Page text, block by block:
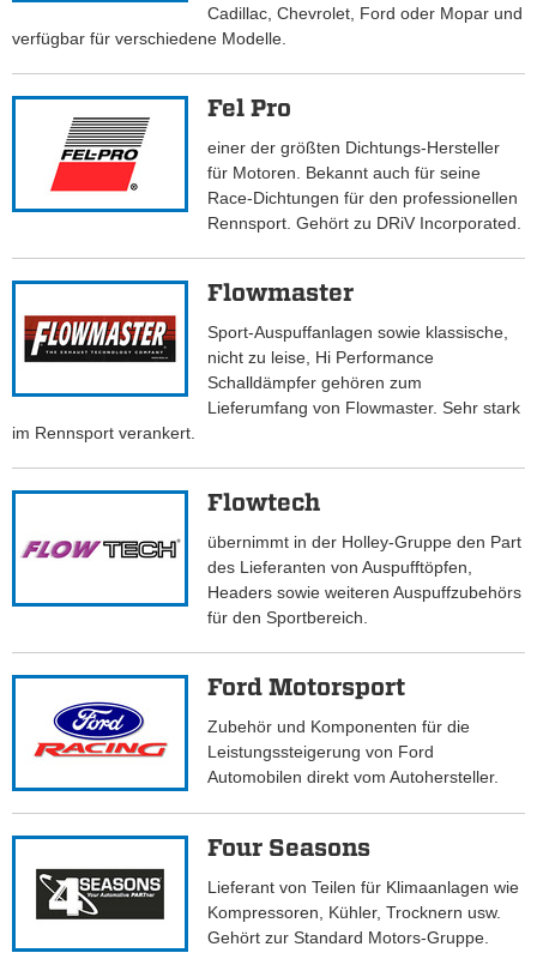
Cadillac, Chevrolet, Ford oder Mopar und
verfügbar für verschiedene Modelle.
Fel Pro
einer der größten Dichtungs-Hersteller
für Motoren. Bekannt auch für seine
Race-Dichtungen für den professionellen
Rennsport. Gehört zu DRiV Incorporated.
Flowmaster
Sport-Auspuffanlagen sowie klassische,
nicht zu leise, Hi Performance
Schalldämpfer gehören zum
Lieferumfang von Flowmaster. Sehr stark
im Rennsport verankert.
Flowtech
übernimmt in der Holley-Gruppe den Part
des Lieferanten von Auspufftöpfen,
Headers sowie weiteren Auspuffzubehörs
für den Sportbereich.
Ford Motorsport
Zubehör und Komponenten für die
Leistungssteigerung von Ford
Automobilen direkt vom Autohersteller.
Four Seasons
Lieferant von Teilen für Klimaanlagen wie
Kompressoren, Kühler, Trocknern usw.
Gehört zur Standard Motors-Gruppe.